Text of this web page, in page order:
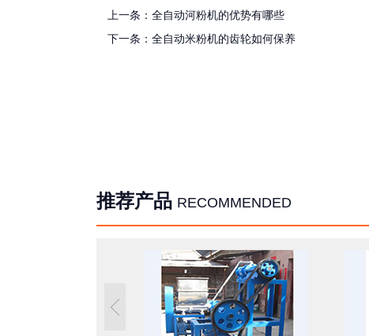
上一条： 全自动河粉机的优势有哪些
下一条： 全自动米粉机的齿轮如何保养
推荐产品 RECOMMENDED